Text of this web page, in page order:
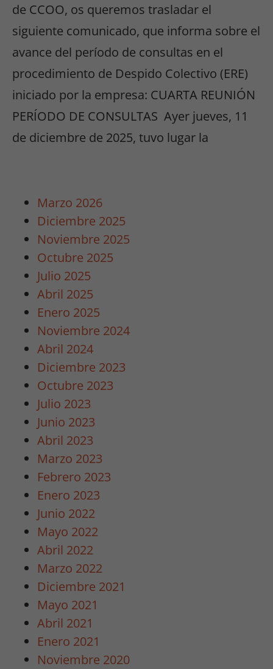
de CCOO, os queremos trasladar el
siguiente comunicado, que informa sobre el
avance del período de consultas en el
procedimiento de Despido Colectivo (ERE)
iniciado por la empresa: CUARTA REUNIÓN
PERÍODO DE CONSULTAS Ayer jueves, 11
de diciembre de 2025, tuvo lugar la
Marzo 2026
Diciembre 2025
Noviembre 2025
Octubre 2025
Julio 2025
Abril 2025
Enero 2025
Noviembre 2024
Abril 2024
Diciembre 2023
Octubre 2023
Julio 2023
Junio 2023
Abril 2023
Marzo 2023
Febrero 2023
Enero 2023
Junio 2022
Mayo 2022
Abril 2022
Marzo 2022
Diciembre 2021
Mayo 2021
Abril 2021
Enero 2021
Noviembre 2020
Necesarias
Estadísticas
Para que
podamos
mejorar la